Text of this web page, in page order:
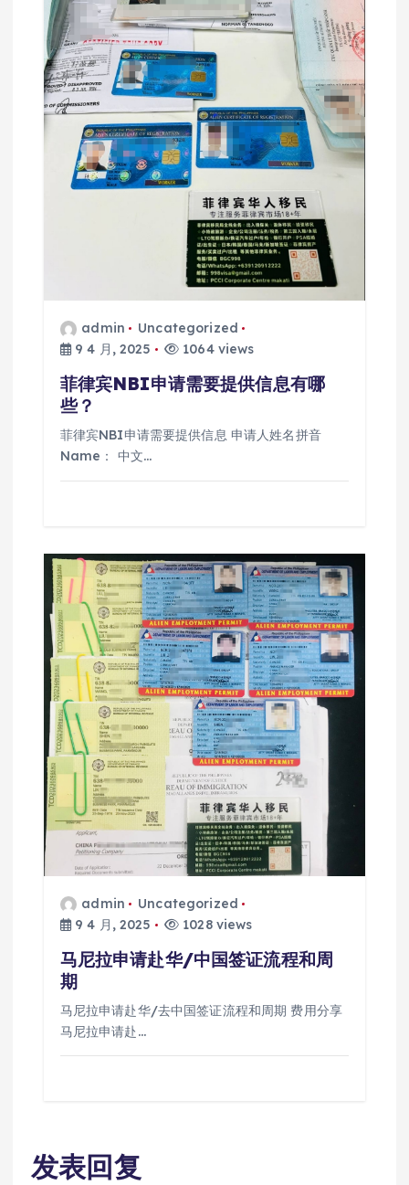
admin
Uncategorized
9 4 月, 2025
1064 views
菲律宾NBI申请需要提供信息有哪
些？
菲律宾NBI申请需要提供信息 申请人姓名拼音
Name： 中文…
admin
Uncategorized
9 4 月, 2025
1028 views
马尼拉申请赴华/中国签证流程和周
期
马尼拉申请赴华/去中国签证流程和周期 费用分享
马尼拉申请赴…
发表回复